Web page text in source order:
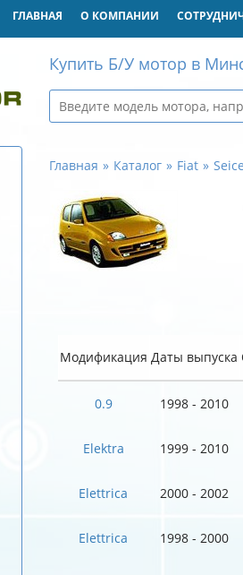
ГЛАВНАЯ О КОМПАНИИ
Купить Б/У мотор в
Главная Каталог Fiat
Модификация Даты выпуска
0.9 1998 - 2010
Elektra 1999 - 2010
Elettrica 2000 - 2002
Elettrica 1998 - 2000